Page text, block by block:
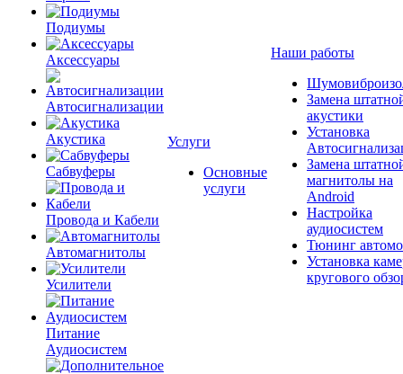
Подиумы
Аксессуары
Автосигнализации
Акустика
Сабвуферы
Провода и Кабели
Автомагнитолы
Усилители
Питание
Аудиосистем
Услуги
Основные
услуги
Наши работы
Замена
акустики
Установка
Замена
магнитолы на
Android
Настройка
аудиосистем
Тюнинг
Установка
кругового